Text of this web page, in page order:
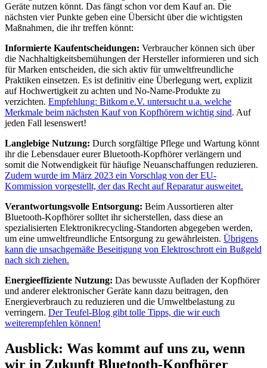
Geräte nutzen könnt. Das fängt schon vor dem Kauf an. Die
nächsten vier Punkte geben eine Übersicht über die wichtigsten
Maßnahmen, die ihr treffen könnt:
Informierte Kaufentscheidungen: Verbraucher können sich über
die Nachhaltigkeitsbemühungen der Hersteller informieren und sich
für Marken entscheiden, die sich aktiv für umweltfreundliche
Praktiken einsetzen. Es ist definitiv eine Überlegung wert, explizit
auf Hochwertigkeit zu achten und No-Name-Produkte zu
verzichten. Empfehlung: Bitkom e.V. untersucht u.a. welche
Merkmale beim nächsten Kauf von Kopfhörern wichtig sind. Auf
jeden Fall lesenswert!
Langlebige Nutzung: Durch sorgfältige Pflege und Wartung könnt
ihr die Lebensdauer eurer Bluetooth-Kopfhörer verlängern und
somit die Notwendigkeit für häufige Neuanschaffungen reduzieren.
Zudem wurde im März 2023 ein Vorschlag von der EU-
Kommission vorgestellt, der das Recht auf Reparatur ausweitet.
Verantwortungsvolle Entsorgung: Beim Aussortieren alter
Bluetooth-Kopfhörer solltet ihr sicherstellen, dass diese an
spezialisierten Elektronikrecycling-Standorten abgegeben werden,
um eine umweltfreundliche Entsorgung zu gewährleisten. Übrigens
kann die unsachgemäße Beseitigung von Elektroschrott ein Bußgeld
nach sich ziehen.
Energieeffiziente Nutzung: Das bewusste Aufladen der Kopfhörer
und anderer elektronischer Geräte kann dazu beitragen, den
Energieverbrauch zu reduzieren und die Umweltbelastung zu
verringern. Der Teufel-Blog gibt tolle Tipps, die wir euch
weiterempfehlen können!
Ausblick: Was kommt auf uns zu, wenn
wir in Zukunft Bluetooth-Kopfhörer